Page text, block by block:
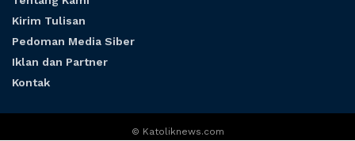
Kirim Tulisan
Pedoman Media Siber
Iklan dan Partner
Kontak
© Katoliknews.com